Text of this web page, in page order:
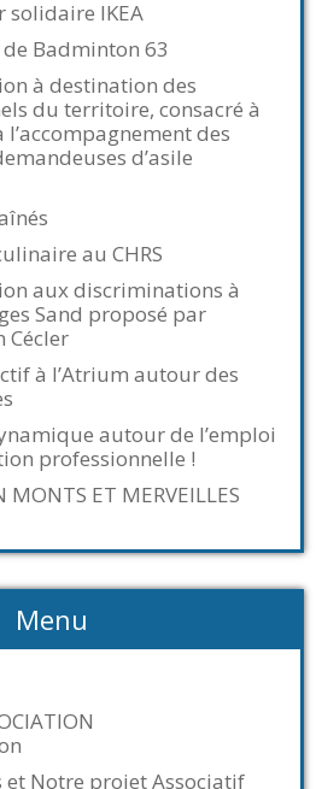
solidaire IKEA
Badminton 63
à destination des
du territoire, consacré à
l’accompagnement des
d’asile
au CHRS
aux discriminations à
Sand proposé par
Cécler
à l’Atrium autour des
autour de l’emploi
professionnelle !
MONTS ET MERVEILLES
Menu
et Notre projet Associatif